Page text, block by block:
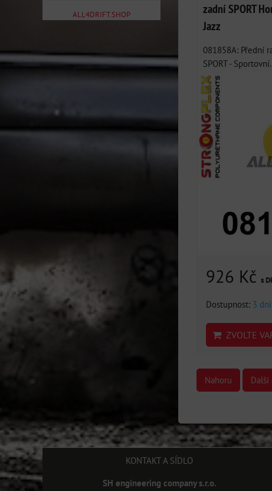
zadní SPORT
Jazz
081858A: Přední
SPORT -
926 Kč s
Dostupnost: 3 dni
ZVOLTE
Nahoru
ALL4DRIFT.SHOP
KONTAKT A SÍDLO
SH engineering company s.r.o.